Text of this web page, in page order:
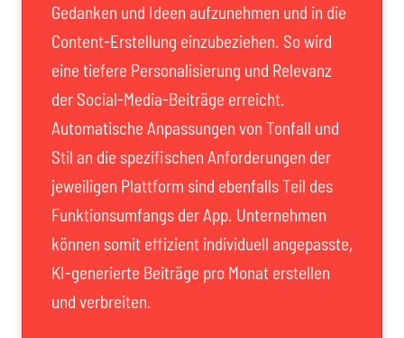
Gedanken und Ideen aufzunehmen und in die
Content-Erstellung einzubeziehen. So wird
eine tiefere Personalisierung und Relevanz
der Social-Media-Beiträge erreicht.
Automatische Anpassungen von Tonfall und
Stil an die spezifischen Anforderungen der
jeweiligen Plattform sind ebenfalls Teil des
Funktionsumfangs der App. Unternehmen
können somit effizient individuell angepasste,
KI-generierte Beiträge pro Monat erstellen
und verbreiten.